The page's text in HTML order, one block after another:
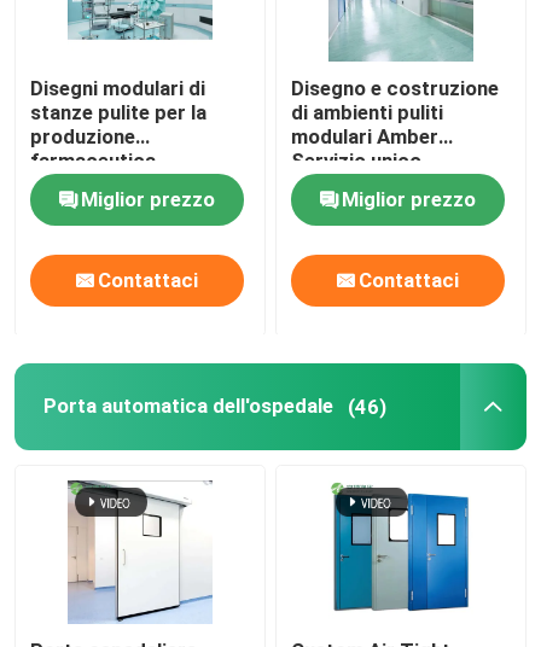
Disegni modulari di
stanze pulite per la
produzione
farmaceutica
Miglior prezzo
Contattaci
Disegno e costruzione
di ambienti puliti
modulari Amber
Servizio unico
Miglior prezzo
Contattaci
Porta automatica dell'ospedale (46)